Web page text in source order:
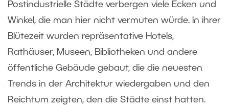
Postindustrielle Städte verbergen viele Ecken und
Winkel, die man hier nicht vermuten würde. In ihrer
Blütezeit wurden repräsentative Hotels,
Rathäuser, Museen, Bibliotheken und andere
öffentliche Gebäude gebaut, die die neuesten
Trends in der Architektur wiedergaben und den
Reichtum zeigten, den die Städte einst hatten.